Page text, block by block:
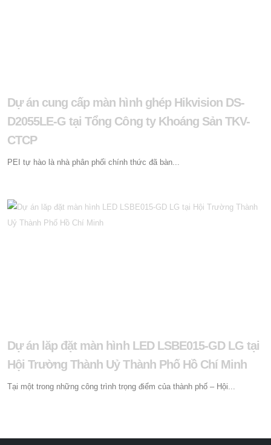
Dự án cung cấp màn hình ghép Hikvision DS-
D2055LE-G tại Tổng Công ty Khoáng Sản TKV-
CTCP
PEI tự hào là nhà phân phối chính thức đã bàn...
Dự án lăp đặt màn hình LED LSBE015-GD LG tại
Hội Trường Thành Uỷ Thành Phố Hồ Chí Minh
Tại một trong những công trình trọng điểm của thành phố – Hội...